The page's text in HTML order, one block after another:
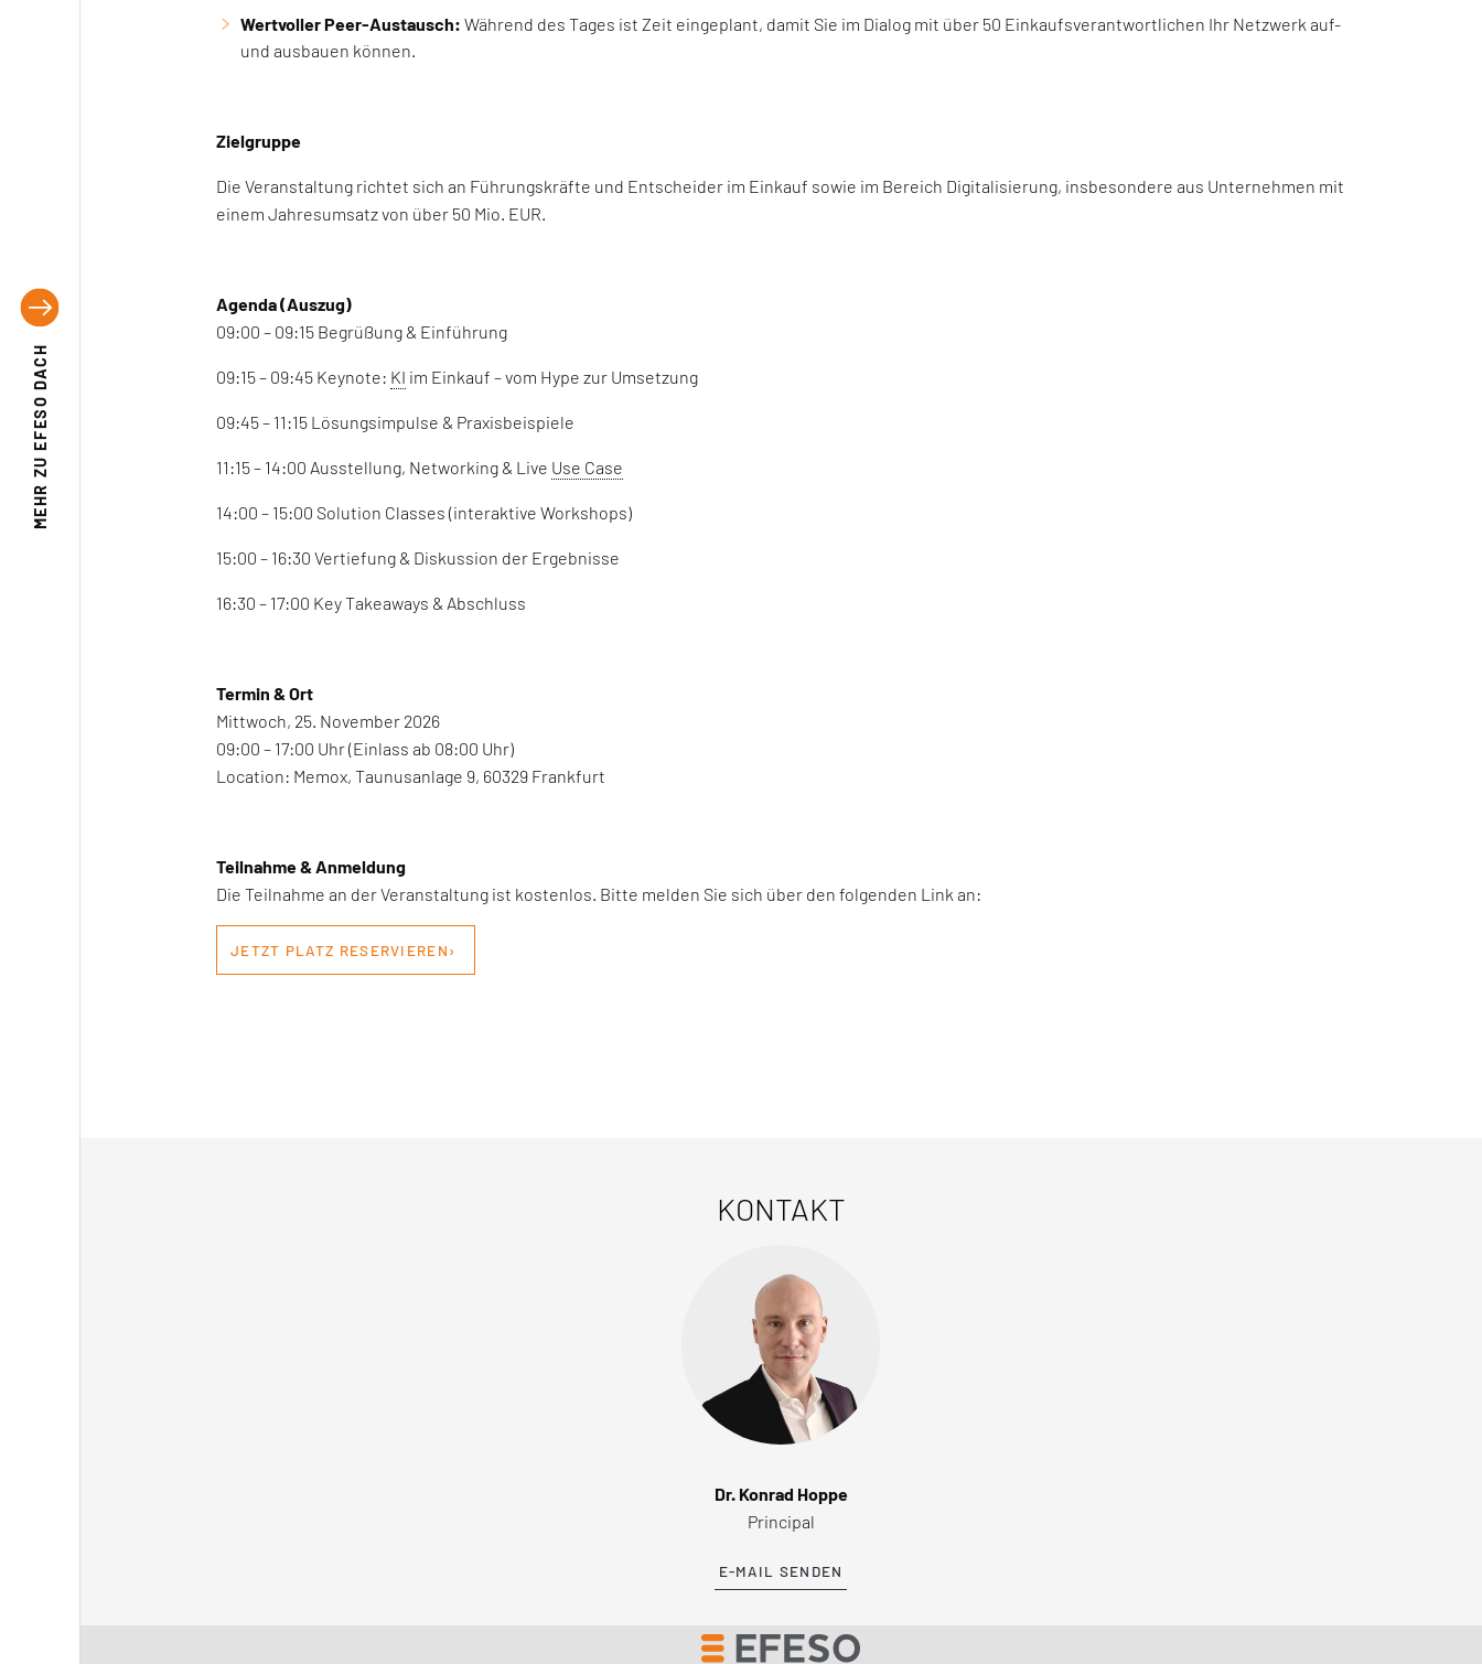
MEHR ZU
EFESO DACH
Wertvoller Peer-Austausch:Während des Tages ist Zeit eingeplant, damit Sie im Dialog mit über 50 Einkaufsverantwortlichen Ihr Netzwerk auf-
und ausbauen können.
Zielgruppe
Die Veranstaltung richtet sich an Führungskräfte und Entscheider im Einkauf sowie im Bereich Digitalisierung, insbesondere aus Unternehmen mit
einem Jahresumsatz von über 50 Mio. EUR.
Agenda (Auszug)
09:00 – 09:15 Begrüßung & Einführung
09:15 – 09:45 Keynote: KI im Einkauf – vom Hype zur Umsetzung
09:45 – 11:15 Lösungsimpulse & Praxisbeispiele
11:15 – 14:00 Ausstellung, Networking & Live Use Case
14:00 – 15:00 Solution Classes (interaktive Workshops)
15:00 – 16:30 Vertiefung & Diskussion der Ergebnisse
16:30 – 17:00 Key Takeaways & Abschluss
Termin & Ort
Mittwoch, 25. November 2026
09:00 – 17:00 Uhr (Einlass ab 08:00 Uhr)
Location: Memox, Taunusanlage 9, 60329 Frankfurt
Teilnahme & Anmeldung
Die Teilnahme an der Veranstaltung ist kostenlos. Bitte melden Sie sich über den folgenden Link an:
JETZT PLATZ RESERVIEREN›
KONTAKT
Dr. Konrad Hoppe
Principal
E-MAIL SENDEN